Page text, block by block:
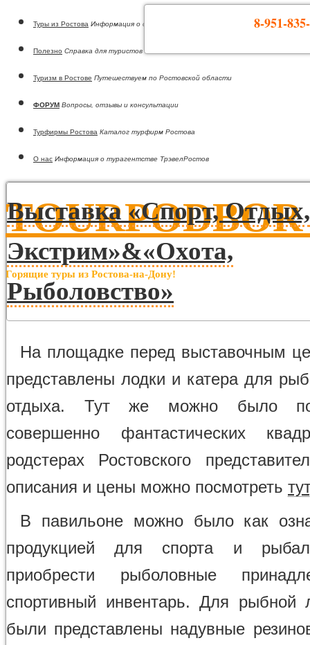
8-951-
Туры из Ростова Информация о странах
Полезно Справка для туристов
Туризм в Ростове Путешествуем по Ростовской области
ФОРУМ Вопросы, отзывы и консультации
Турфирмы Ростова Каталог турфирм Ростова
О нас Информация о турагентстве ТрэвелРостов
Горящие туры из Ростова-на-Дону!
Выставка «Спорт, Отдых,
Экстрим»&«Охота,
Рыболовство»
На площадке перед выставочным
представлены лодки и катера для
отдыха. Тут же можно было
совершенно фантастических
родстерах Ростовского
описания и цены можно посмотреть тут
В павильоне можно было как
продукцией для спорта и
приобрести рыболовные
спортивный инвентарь. Для рыбной
были представлены надувные